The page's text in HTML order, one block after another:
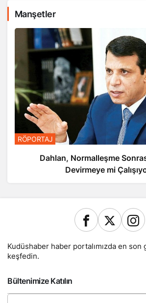
Manşetler
RÖPORTAJ
Dahlan, Normalleşme
Devirmeye mi
Kudüshaber haber portalımızda en son
keşfedin.
Bültenimize Katılın